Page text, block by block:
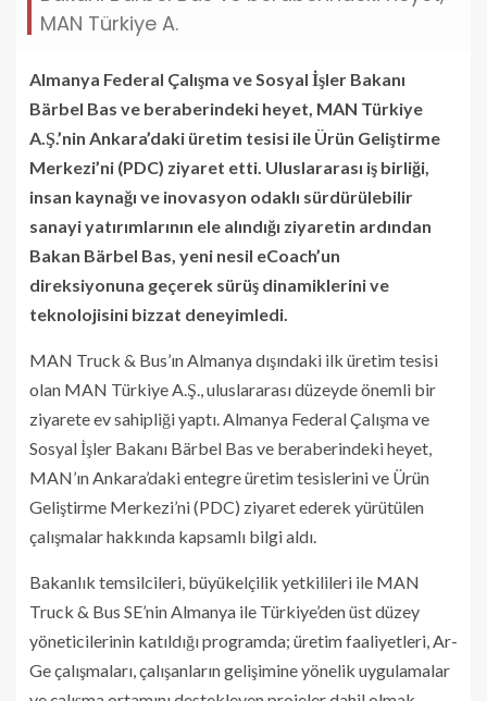
MAN Türkiye A.
Almanya Federal Çalışma ve Sosyal İşler Bakanı
Bärbel Bas ve beraberindeki heyet, MAN Türkiye
A.Ş.’nin Ankara’daki üretim tesisi ile Ürün Geliştirme
Merkezi’ni (PDC) ziyaret etti. Uluslararası iş birliği,
insan kaynağı ve inovasyon odaklı sürdürülebilir
sanayi yatırımlarının ele alındığı ziyaretin ardından
Bakan Bärbel Bas, yeni nesil eCoach’un
direksiyonuna geçerek sürüş dinamiklerini ve
teknolojisini bizzat deneyimledi.
MAN Truck & Bus’ın Almanya dışındaki ilk üretim tesisi
olan MAN Türkiye A.Ş., uluslararası düzeyde önemli bir
ziyarete ev sahipliği yaptı. Almanya Federal Çalışma ve
Sosyal İşler Bakanı Bärbel Bas ve beraberindeki heyet,
MAN’ın Ankara’daki entegre üretim tesislerini ve Ürün
Geliştirme Merkezi’ni (PDC) ziyaret ederek yürütülen
çalışmalar hakkında kapsamlı bilgi aldı.
Bakanlık temsilcileri, büyükelçilik yetkilileri ile MAN
Truck & Bus SE’nin Almanya ile Türkiye’den üst düzey
yöneticilerinin katıldığı programda; üretim faaliyetleri, Ar-
Ge çalışmaları, çalışanların gelişimine yönelik uygulamalar